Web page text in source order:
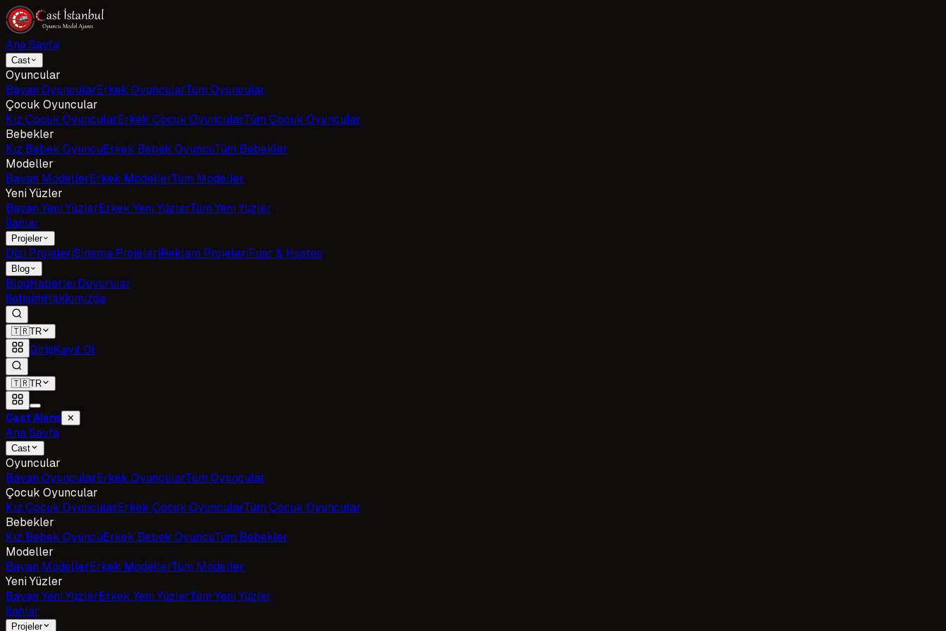
Ana Sayfa
Cast
Oyuncular
Bayan OyuncularErkek OyuncularTüm Oyuncular
Çocuk Oyuncular
Kız Çocuk OyuncularErkek Çocuk OyuncularTüm Çocuk Oyuncular
Bebekler
Kız Bebek OyuncuErkek Bebek OyuncuTüm Bebekler
Modeller
Bayan ModellerErkek ModellerTüm Modeller
Yeni Yüzler
Bayan Yeni YüzlerErkek Yeni YüzlerTüm Yeni Yüzler
İlanlar
Projeler
Dizi ProjeleriSinema ProjeleriReklam ProjeleriFuar & Hostes
Blog
BlogHaberlerDuyurular
İletişimHakkımızda
🇹🇷TR
GirişKayıt Ol
🇹🇷TR
Cast Ajans ✕
Ana Sayfa
Cast
Oyuncular
Bayan OyuncularErkek OyuncularTüm Oyuncular
Çocuk Oyuncular
Kız Çocuk OyuncularErkek Çocuk OyuncularTüm Çocuk Oyuncular
Bebekler
Kız Bebek OyuncuErkek Bebek OyuncuTüm Bebekler
Modeller
Bayan ModellerErkek ModellerTüm Modeller
Yeni Yüzler
Bayan Yeni YüzlerErkek Yeni YüzlerTüm Yeni Yüzler
İlanlar
Projeler